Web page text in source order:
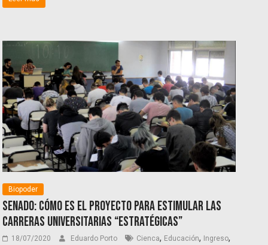
Biopoder
Senado: cómo es el proyecto para estimular las
carreras universitarias “estratégicas”
18/07/2020 Eduardo Porto Cienca, Educación, Ingreso,